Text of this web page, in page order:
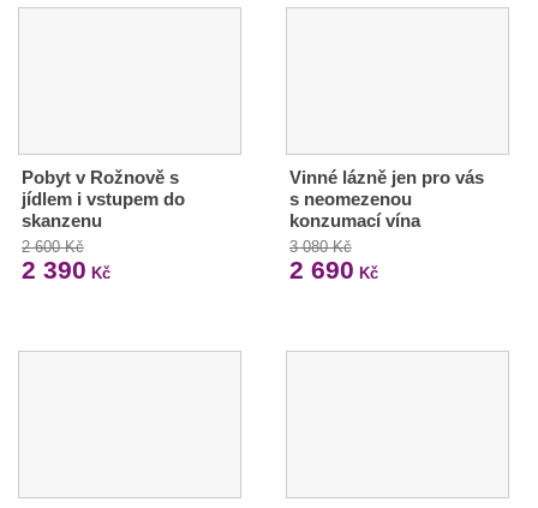
Pobyt v Rožnově s
jídlem i vstupem do
skanzenu
2 600 Kč
2 390 Kč
Vinné lázně jen pro vás
s neomezenou
konzumací vína
3 080 Kč
2 690 Kč